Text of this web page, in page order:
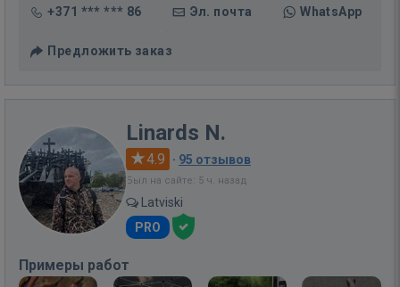
+371 *** *** 86 Эл. почта WhatsApp
Предложить заказ
Linards N.
4.9 · 95 отзывов
Был на сайте: 5 ч. назад
Latviski
PRO
Примеры работ